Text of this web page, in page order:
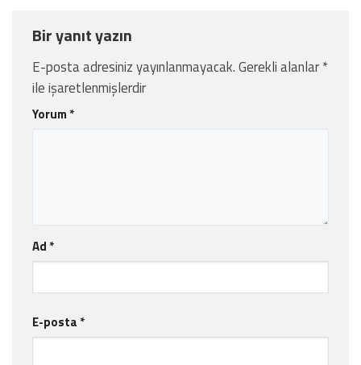
Bir yanıt yazın
E-posta adresiniz yayınlanmayacak.Gerekli alanlar*
ile işaretlenmişlerdir
Yorum *
Ad *
E-posta *